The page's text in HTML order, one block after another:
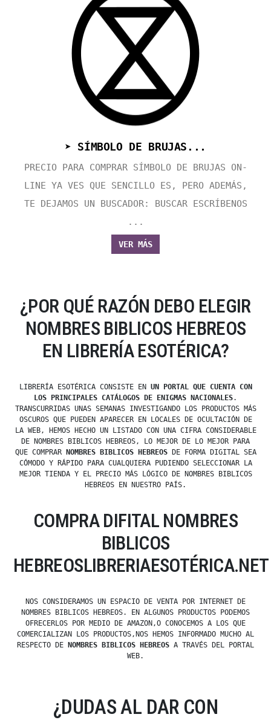
➤ SÍMBOLO DE BRUJAS...
PRECIO PARA COMPRAR SÍMBOLO DE BRUJAS ON-
LINE YA VES QUE SENCILLO ES, PERO ADEMÁS,
TE DEJAMOS UN BUSCADOR: BUSCAR ESCRÍBENOS
...
VER MÁS
¿POR QUÉ RAZÓN DEBO ELEGIR
NOMBRES BIBLICOS HEBREOS
EN LIBRERÍA ESOTÉRICA?
LIBRERÍA ESOTÉRICA CONSISTE EN UN PORTAL QUE CUENTA CON
LOS PRINCIPALES CATÁLOGOS DE ENIGMAS NACIONALES.
TRANSCURRIDAS UNAS SEMANAS INVESTIGANDO LOS PRODUCTOS MÁS
OSCUROS QUE PUEDEN APARECER EN LOCALES DE OCULTACIÓN DE
LA WEB, HEMOS HECHO UN LISTADO CON UNA CIFRA CONSIDERABLE
DE NOMBRES BIBLICOS HEBREOS, LO MEJOR DE LO MEJOR PARA
QUE COMPRAR
NOMBRES BIBLICOS HEBREOSDE FORMA DIGITAL SEA
CÓMODO Y RÁPIDO PARA CUALQUIERA PUDIENDO SELECCIONAR LA
MEJOR TIENDA Y EL PRECIO MÁS LÓGICO DE NOMBRES BIBLICOS
HEBREOS EN NUESTRO PAÍS.
COMPRA DIFITAL NOMBRES
BIBLICOS
HEBREOSLIBRERIAESOTÉRICA.NET
NOS CONSIDERAMOS UN ESPACIO DE VENTA POR INTERNET DE
NOMBRES BIBLICOS HEBREOS. EN ALGUNOS PRODUCTOS PODEMOS
OFRECERLOS POR MEDIO DE AMAZON,O CONOCEMOS A LOS QUE
COMERCIALIZAN LOS PRODUCTOS,NOS HEMOS INFORMADO MUCHO AL
RESPECTO DE
NOMBRES BIBLICOS HEBREOS A TRAVÉS DEL PORTAL
WEB.
¿DUDAS AL DAR CON